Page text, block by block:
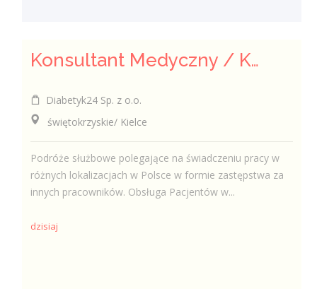
Konsultant Medyczny / Konsultantka Medyczna w sklepie medycznym (Fizjoterapeuta, Technik farmaceutyczny, Technik ortopeda)
Diabetyk24 Sp. z o.o.
świętokrzyskie/ Kielce
Podróże służbowe polegające na świadczeniu pracy w
różnych lokalizacjach w Polsce w formie zastępstwa za
innych pracowników. Obsługa Pacjentów w...
dzisiaj